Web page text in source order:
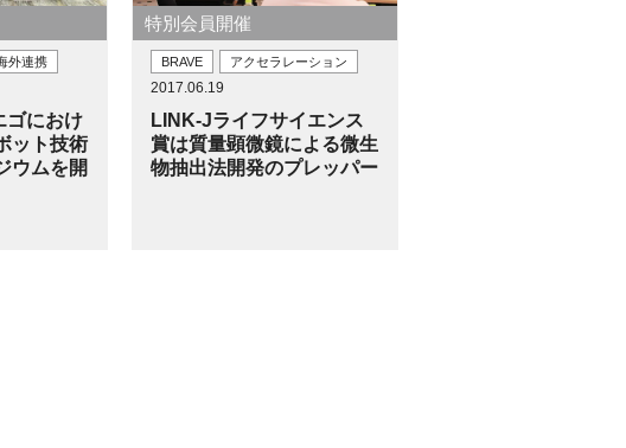
外連携
ゴにおけ
ット技術
ウムを開
特別会員開催
BRAVE アクセラレーション
2017.06.19
LINK-Jライフサイエンス
賞は質量顕微鏡による微生
物抽出法開発のプレッパー